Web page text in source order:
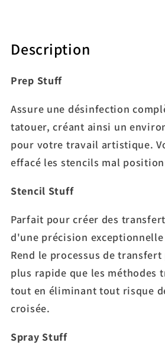
Description
Prep Stuff
Assure une désinfection
tatouer, créant ainsi un
pour votre travail artistique.
effacé les stencils mal
Stencil Stuff
Parfait pour créer des
d'une précision
Rend le processus de
plus rapide que les méthodes
tout en éliminant tout risque
croisée.
Spray Stuff